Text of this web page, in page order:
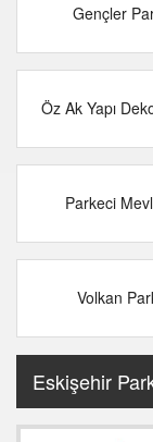
Gençler
Öz Ak Yapı
Parkeci
Volkan
Eskişehir